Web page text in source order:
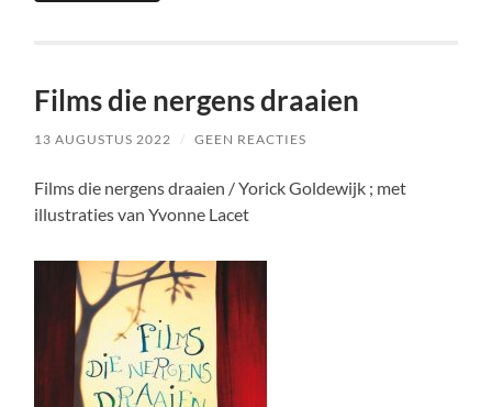
Films die nergens draaien
13 AUGUSTUS 2022 / GEEN REACTIES
Films die nergens draaien / Yorick Goldewijk ; met
illustraties van Yvonne Lacet